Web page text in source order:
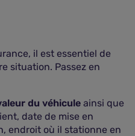
il est essentiel de
situation. Passez en
du véhicule ainsi que
date de mise en
endroit où il stationne en